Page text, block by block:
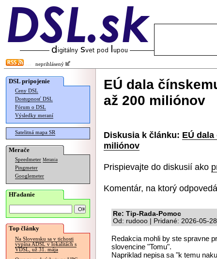
neprihlásený
DSL pripojenie
Ceny DSL
Dostupnosť DSL
Fórum o DSL
Výsledky meraní
Satelitná mapa SR
Merače
Speedmeter Merania
Pingmeter
Googlemeter
Hľadanie
Top články
Na Slovensku sa v tichosti
vypína ADSL v lokalitách s
VDSL, už 31. mája
EÚ dala
až 200 miliónov
Diskusia k článku: EÚ
miliónov
Prispievajte do diskusií ako
Komentár, na ktorý
Re: Tip-Rada-Pomoc
Od: rudooo | Pridané: 2026-05-
Redakcia mohli by ste spravne
slovencine "Tomu".
Napriklad nepisa sa "k temu